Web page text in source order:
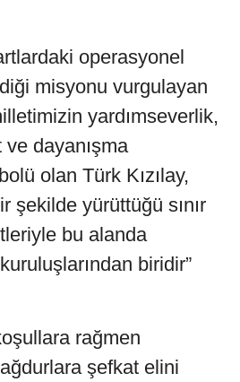
operasyonel
misyonu vurgulayan
yardımseverlik,
dayanışma
olan Türk Kızılay,
şekilde yürüttüğü sınır
bu alanda
biridir”
rağmen
şefkat elini